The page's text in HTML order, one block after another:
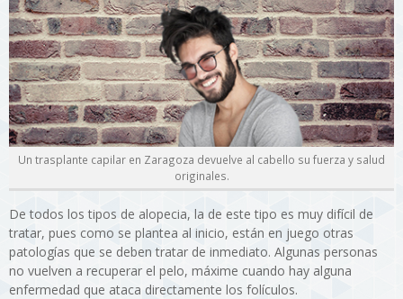
Un trasplante capilar en Zaragoza devuelve al cabello su fuerza y salud
originales.
De todos los tipos de alopecia, la de este tipo es muy difícil de
tratar, pues como se plantea al inicio, están en juego otras
patologías que se deben tratar de inmediato. Algunas personas
no vuelven a recuperar el pelo, máxime cuando hay alguna
enfermedad que ataca directamente los folículos.